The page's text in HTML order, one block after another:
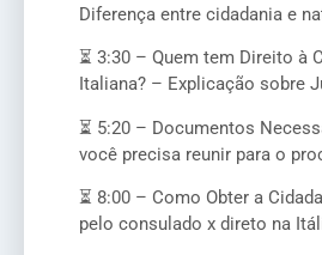
Diferença entre cidadania e
⏳ 3:30 – Quem tem Direito à
Italiana? – Explicação sobre
⏳ 5:20 – Documentos
você precisa reunir para o
⏳ 8:00 – Como Obter a
pelo consulado x direto na